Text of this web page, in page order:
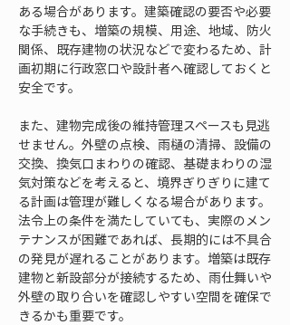
ある場合があります。建築確認の要否や必要
な手続きも、増築の規模、用途、地域、防火
関係、既存建物の状況などで変わるため、計
画初期に行政窓口や設計者へ確認しておくと
安全です。
また、建物完成後の維持管理スペースも見逃
せません。外壁の点検、雨樋の清掃、設備の
交換、換気口まわりの確認、基礎まわりの湿
気対策などを考えると、境界ぎりぎりに建て
る計画は管理が難しくなる場合があります。
法令上の条件を満たしていても、実際のメン
テナンスが困難であれば、長期的には不具合
の発見が遅れることがあります。増築は既存
建物と新設部分が接続するため、雨仕舞いや
外壁の取り合いを確認しやすい空間を確保で
きるかも重要です。